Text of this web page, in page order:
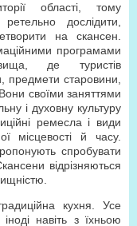
області, тому
дослідити,
на скансен.
програмами
де туристів
старовини,
своїми заняттями
і духовну культуру
ремесла і види
місцевості й часу.
спробувати
відрізняються
кухня. Усе
навіть з їхньою